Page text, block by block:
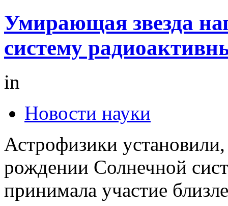
Умирающая звезда
систему
in
Новости науки
Астрофизики
рождении Солнечной
принимала участие